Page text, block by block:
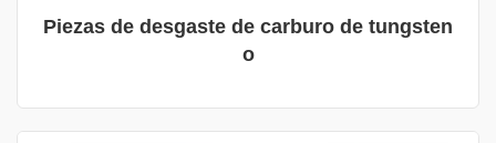
Piezas de desgaste de carburo de tungsten
o